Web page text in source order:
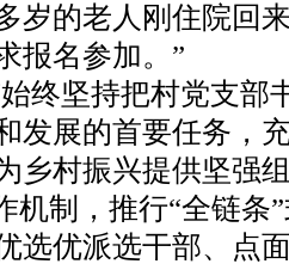
岁的老人刚住院回
报名参加。”
终坚持把村党支部
发展的首要任务，
乡村振兴提供坚强
机制，推行“全链条
选优派选干部、点